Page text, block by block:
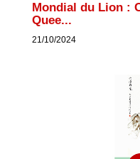
Mondial du Lion :
Quee...
21/10/2024